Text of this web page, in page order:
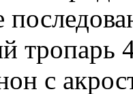
тропарь
с